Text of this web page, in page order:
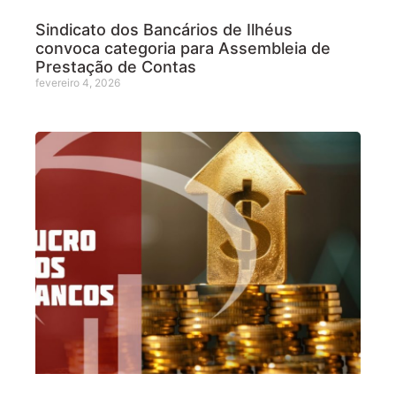
Sindicato dos Bancários de Ilhéus
convoca categoria para Assembleia de
Prestação de Contas
fevereiro 4, 2026